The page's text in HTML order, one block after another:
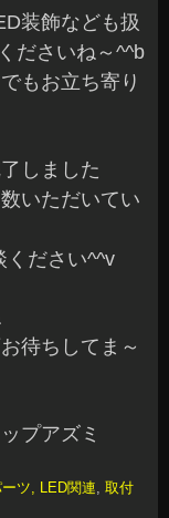
装飾なども扱
ださいね～^^b
もお立ち寄り
しました
いただいてい
ください^^v
待ちしてま～
プアズミ
ツ, LED関連, 取付